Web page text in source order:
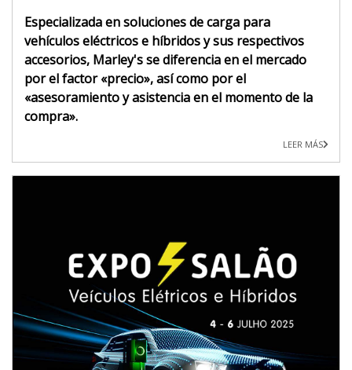
Especializada en soluciones de carga para
vehículos eléctricos e híbridos y sus respectivos
accesorios, Marley's se diferencia en el mercado
por el factor «precio», así como por el
«asesoramiento y asistencia en el momento de la
compra».
LEER MÁS